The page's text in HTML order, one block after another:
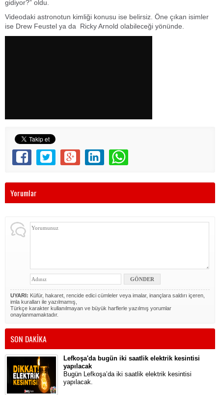
gidiyor?” oldu.
Videodaki astronotun kimliği konusu ise belirsiz. Öne çıkan isimler
ise Drew Feustel ya da Ricky Arnold olabileceği yönünde.
Yorumlar
UYARI: Küfür, hakaret, rencide edici cümleler veya imalar, inançlara saldırı içeren,
imla kuralları ile yazılmamış,
Türkçe karakter kullanılmayan ve büyük harflerle yazılmış yorumlar
onaylanmamaktadır.
SON DAKİKA
Lefkoşa'da bugün iki saatlik elektrik kesintisi
yapılacak
Bugün Lefkoşa’da iki saatlik elektrik kesintisi
yapılacak.